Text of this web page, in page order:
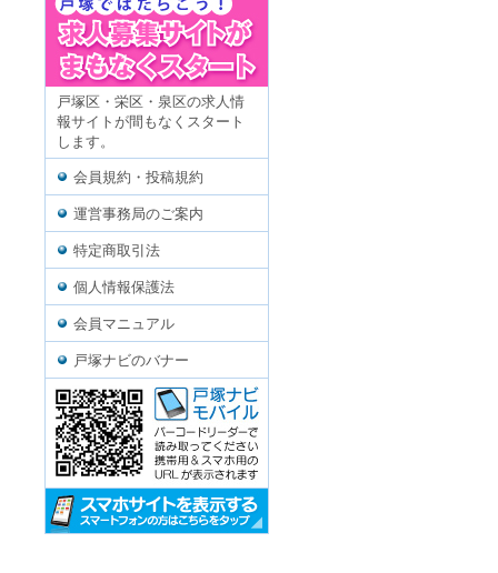
戸塚区・栄区・泉区の求人情
報サイトが間もなくスタート
します。
会員規約・投稿規約
運営事務局のご案内
特定商取引法
個人情報保護法
会員マニュアル
戸塚ナビのバナー